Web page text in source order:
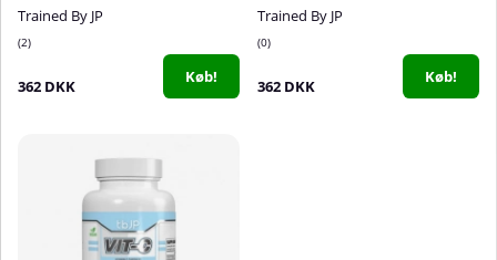
Trained By JP
2
362 DKK Køb!
Trained By JP
0
362 DKK Køb!